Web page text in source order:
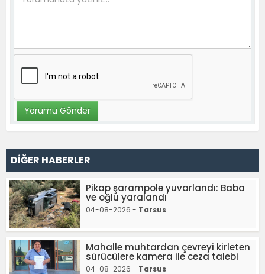
DİĞER HABERLER
Pikap şarampole yuvarlandı: Baba
ve oğlu yaralandı
04-08-2026 - Tarsus
Mahalle muhtardan çevreyi kirleten
sürücülere kamera ile ceza talebi
04-08-2026 - Tarsus